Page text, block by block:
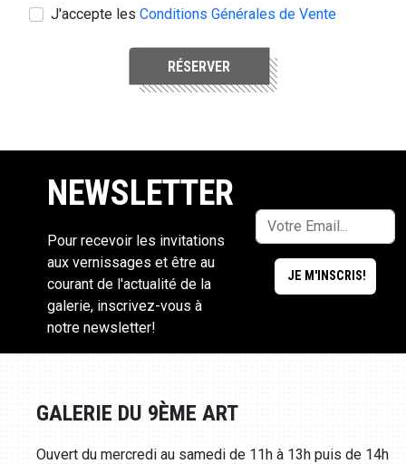
J'accepte les Conditions Générales de Vente
RÉSERVER
NEWSLETTER
Pour recevoir les invitations
aux vernissages et être au
courant de l'actualité de la
galerie, inscrivez-vous à
notre newsletter!
GALERIE DU 9ÈME ART
Ouvert du mercredi au samedi de 11h à 13h puis de 14h